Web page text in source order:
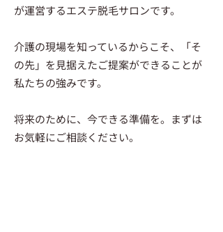
が運営するエステ脱毛サロンです。
介護の現場を知っているからこそ、「そ
の先」を見据えたご提案ができることが
私たちの強みです。
将来のために、今できる準備を。まずは
お気軽にご相談ください。